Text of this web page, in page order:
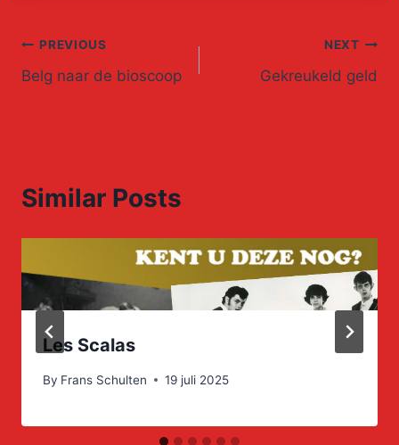
Post
navigation
PREVIOUS
Belg naar de bioscoop
NEXT
Gekreukeld geld
Similar Posts
Les Scalas
By Frans Schulten 19 juli 2025